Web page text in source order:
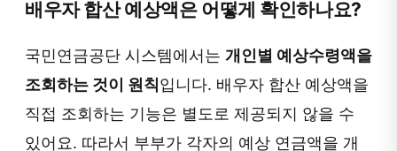
배우자 합산 예상액은 어떻게 확인하나요?
국민연금공단 시스템에서는 개인별 예상수령액을
조회하는 것이 원칙입니다. 배우자 합산 예상액을
직접 조회하는 기능은 별도로 제공되지 않을 수
있어요. 따라서 부부가 각자의 예상 연금액을 개